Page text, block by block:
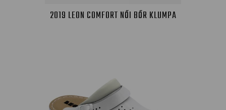
2019 LEON COMFORT NŐI BŐR KLUMPA